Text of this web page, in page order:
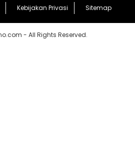
Kebijakan Privasi Sitemap
- All Rights Reserved.